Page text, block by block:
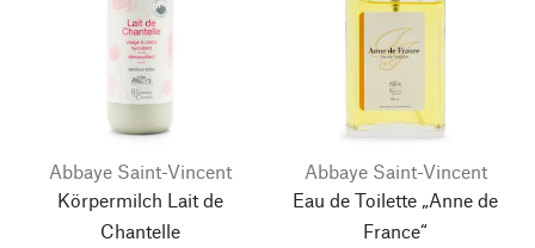
Abbaye Saint-Vincent
Körpermilch Lait de
Chantelle
Abbaye Saint-Vincent
Eau de Toilette „Anne de
France“